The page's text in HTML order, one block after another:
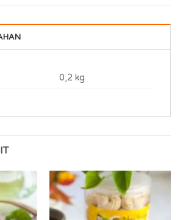
0,2 kg